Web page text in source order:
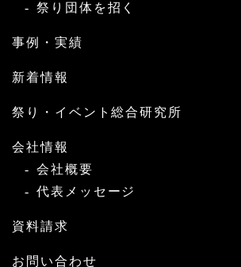
祭り団体を招く
事例・実績
新着情報
祭り・イベント総合研究所
会社情報
会社概要
代表メッセージ
資料請求
お問い合わせ